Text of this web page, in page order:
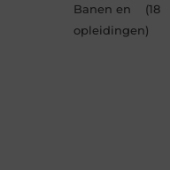
Banen en
opleidingen
(18
)